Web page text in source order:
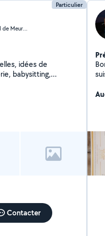
Particulier
Malzéville (Centre-Ville Bord de Meurthe)
idées de
babysitting,
Contacter